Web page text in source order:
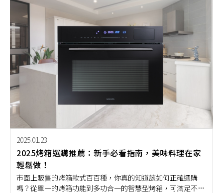
2025.01.23
2025烤箱選購推薦：新手必看指南，美味料理在家
輕鬆做！
市面上販售的烤箱款式百百種，你真的知道該如何正確選購
嗎？從單一的烤箱功能到多功合一的智慧型烤箱，可滿足不同